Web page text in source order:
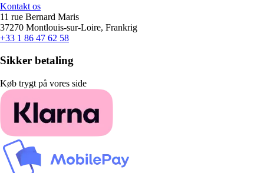
Kontakt os
11 rue Bernard Maris
37270 Montlouis-sur-Loire, Frankrig
+33 1 86 47 62 58
Sikker betaling
Køb trygt på vores side